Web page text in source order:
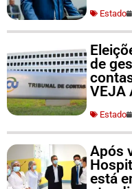
Estado
de
VEJA
Estado
Após
está